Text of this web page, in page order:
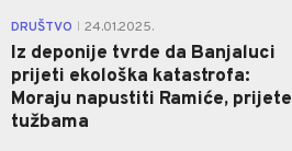
DRUŠTVO 24.01.2025.
Iz deponije tvrde da Banjaluci
prijeti ekološka katastrofa:
Moraju napustiti Ramiće, prijete
tužbama